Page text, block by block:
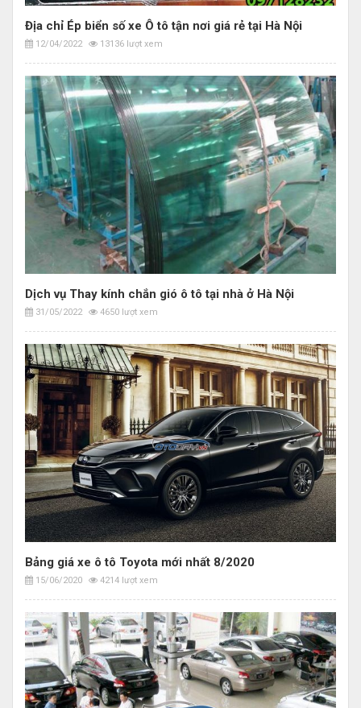
Địa chỉ Ép biển số xe Ô tô tận nơi giá rẻ tại Hà Nội
12/04/2022 13136 lượt xem
Dịch vụ Thay kính chắn gió ô tô tại nhà ở Hà Nội
31/05/2022 4650 lượt xem
Bảng giá xe ô tô Toyota mới nhất 8/2020
15/06/2020 4214 lượt xem